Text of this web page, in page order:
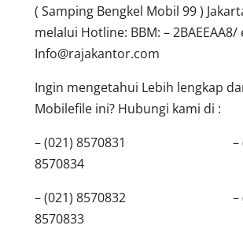
( Samping Bengkel Mobil 99 )
melalui Hotline: BBM: – 2BAEEAA8/
Info@rajakantor.com
Ingin mengetahui Lebih lengkap
Mobilefile ini? Hubungi kami di :
– (021) 8570831 –
8570834
– (021) 8570832 –
8570833